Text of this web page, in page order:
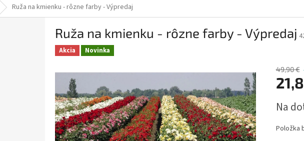
Ruža na kmienku - rôzne farby - Výpredaj
Ruža na kmienku - rôzne farby - Výpredaj
Akcia Novinka
49,90 €
cena:
Na
Položka